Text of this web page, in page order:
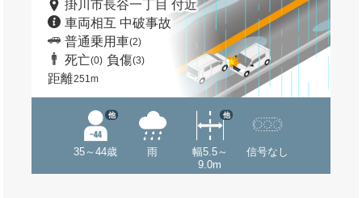
掛川市長谷一丁目 付近
車両相互 中破事故
普通乗用車(2)
死亡(0) 負傷(3)
距離251m
35～44歳
他
雨
幅5.5～
9.0m
他
信号なし